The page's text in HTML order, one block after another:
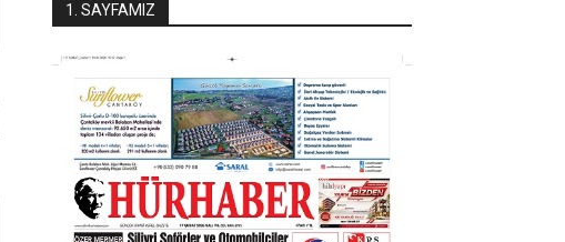
1. SAYFAMIZ